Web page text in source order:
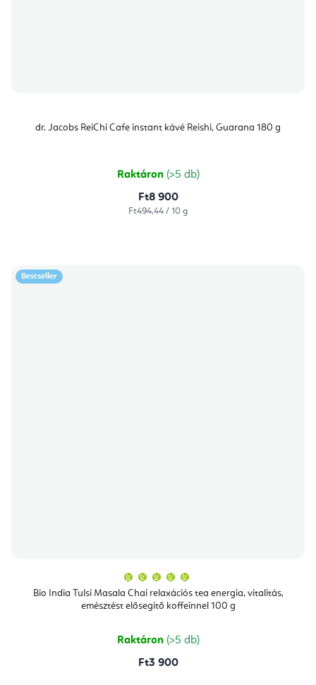
dr. Jacobs ReiChi Cafe instant kávé Reishi, Guarana 180 g
Raktáron (>5 db)
Ft8 900
Egységár:
Ft494,44 / 10 g
Bestseller
Bio India Tulsi Masala Chai relaxációs tea energia, vitalitás,
emésztést elősegítő koffeinnel 100 g
átlagos
értékelése
5-
csillag.
Raktáron (>5 db)
Ft3 900